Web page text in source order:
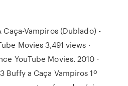
Caça-Vampiros (Dublado) -
Movies 3,491 views ·
YouTube Movies. 2010 ·
Buffy a Caça Vampiros 1º